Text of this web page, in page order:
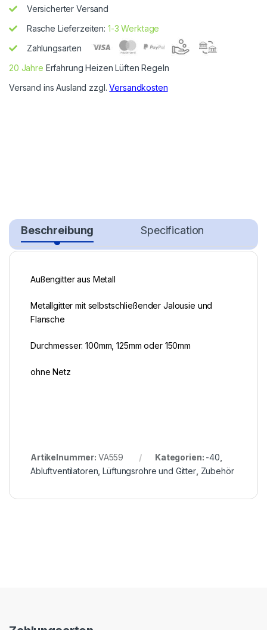
Versicherter Versand
Rasche Lieferzeiten: 1-3 Werktage
Zahlungsarten
20 Jahre Erfahrung Heizen Lüften Regeln
Versand ins Ausland zzgl.Versandkosten
Beschreibung Specification
Außengitter aus Metall
Metallgitter mit selbstschließender Jalousie und
Flansche
Durchmesser: 100mm, 125mm oder 150mm
ohne Netz
Artikelnummer: VA559 Kategorien: -40
Abluftventilatoren ,Lüftungsrohre und Gitter, Zubehör